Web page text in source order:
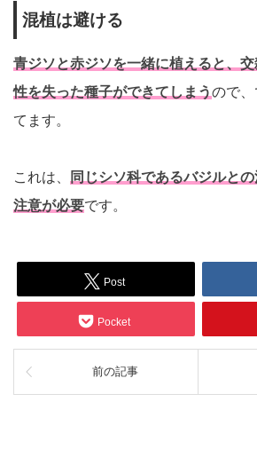
混植は避ける
青ジソと赤ジソを一緒に植えると、
性を失った種子ができてしまうので
てます。
これは、
同じシソ科であるバジルと
注意が必要です。
Post
Pocket
前の記事